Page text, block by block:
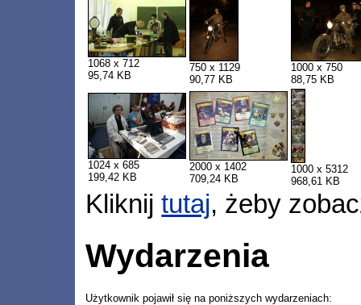
1068 x 712
95,74 KB
750 x 1129
90,77 KB
1000 x 750
88,75 KB
1024 x 685
199,42 KB
2000 x 1402
709,24 KB
1000 x 5312
968,61 KB
Kliknijtutaj, żeby
Wydarzenia
Użytkownik pojawił się na poniższych wydarzeniach: